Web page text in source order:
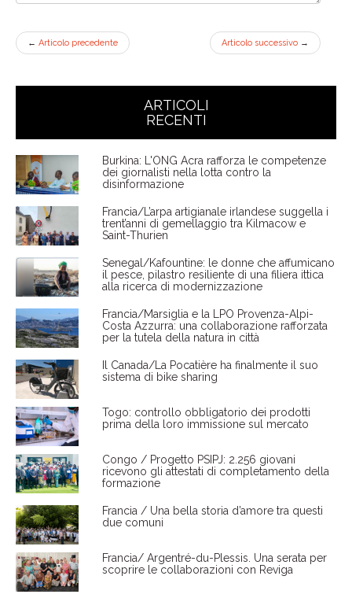
← Articolo precedente Articolo successivo →
ARTICOLI
RECENTI
Burkina: L'ONG Acra rafforza le competenze
dei giornalisti nella lotta contro la
disinformazione
Francia/L’arpa artigianale irlandese suggella i
trent’anni di gemellaggio tra Kilmacow e
Saint-Thurien
Senegal/Kafountine: le donne che affumicano
il pesce, pilastro resiliente di una filiera ittica
alla ricerca di modernizzazione
Francia/Marsiglia e la LPO Provenza-Alpi-
Costa Azzurra: una collaborazione rafforzata
per la tutela della natura in città
Il Canada/La Pocatière ha finalmente il suo
sistema di bike sharing
Togo: controllo obbligatorio dei prodotti
prima della loro immissione sul mercato
Congo / Progetto PSIPJ: 2.256 giovani
ricevono gli attestati di completamento della
formazione
Francia / Una bella storia d’amore tra questi
due comuni
Francia/ Argentré-du-Plessis. Una serata per
scoprire le collaborazioni con Reviga